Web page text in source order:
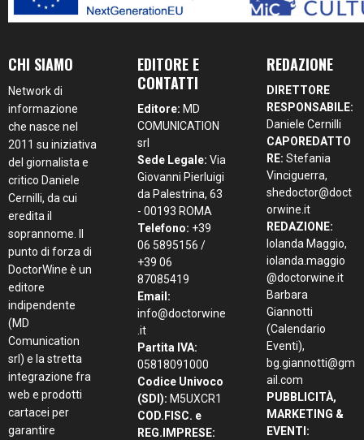
CHI SIAMO
Network di
informazione
che nasce nel
2011 su iniziativa
del giornalista e
critico Daniele
Cernilli, da cui
eredita il
soprannome. Il
punto di forza di
DoctorWine è un
editore
indipendente
(MD
Comunication
srl) e la stretta
integrazione fra
web e prodotti
cartacei per
garantire
EDITORE E
CONTATTI
Editore: MD
COMUNICATION
srl
Sede Legale: Via
Giovanni Pierluigi
da Palestrina, 63
- 00193 ROMA
Telefono: +39
06 5895156 /
+39 06
87085419
Email:
info@doctorwine
.it
Partita IVA:
05818091000
Codice Univoco
(SDI): M5UXCR1
COD.FISC. e
REG.IMPRESE:
REDAZIONE
DIRETTORE
RESPONSABILE:
Daniele Cernilli
CAPOREDATTO
RE: Stefania
Vinciguerra,
shedoctor@doct
orwine.it
REDAZIONE:
Iolanda Maggio,
iolanda.maggio
@doctorwine.it
Barbara
Giannotti
(Calendario
Eventi),
bg.giannotti@gm
ail.com
PUBBLICITÀ,
MARKETING &
EVENTI: